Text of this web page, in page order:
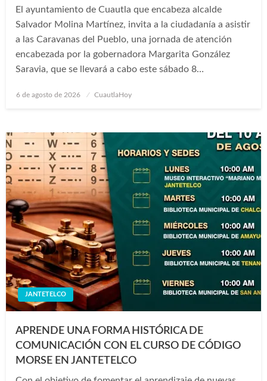
El ayuntamiento de Cuautla que encabeza alcalde
Salvador Molina Martínez, invita a la ciudadanía a asistir
a las Caravanas del Pueblo, una jornada de atención
encabezada por la gobernadora Margarita González
Saravia, que se llevará a cabo este sábado 8…
Publicado
6 de agosto de 2026 CuautlaHoy
JANTETELCO
APRENDE UNA FORMA HISTÓRICA DE
COMUNICACIÓN CON EL CURSO DE CÓDIGO
MORSE EN JANTETELCO